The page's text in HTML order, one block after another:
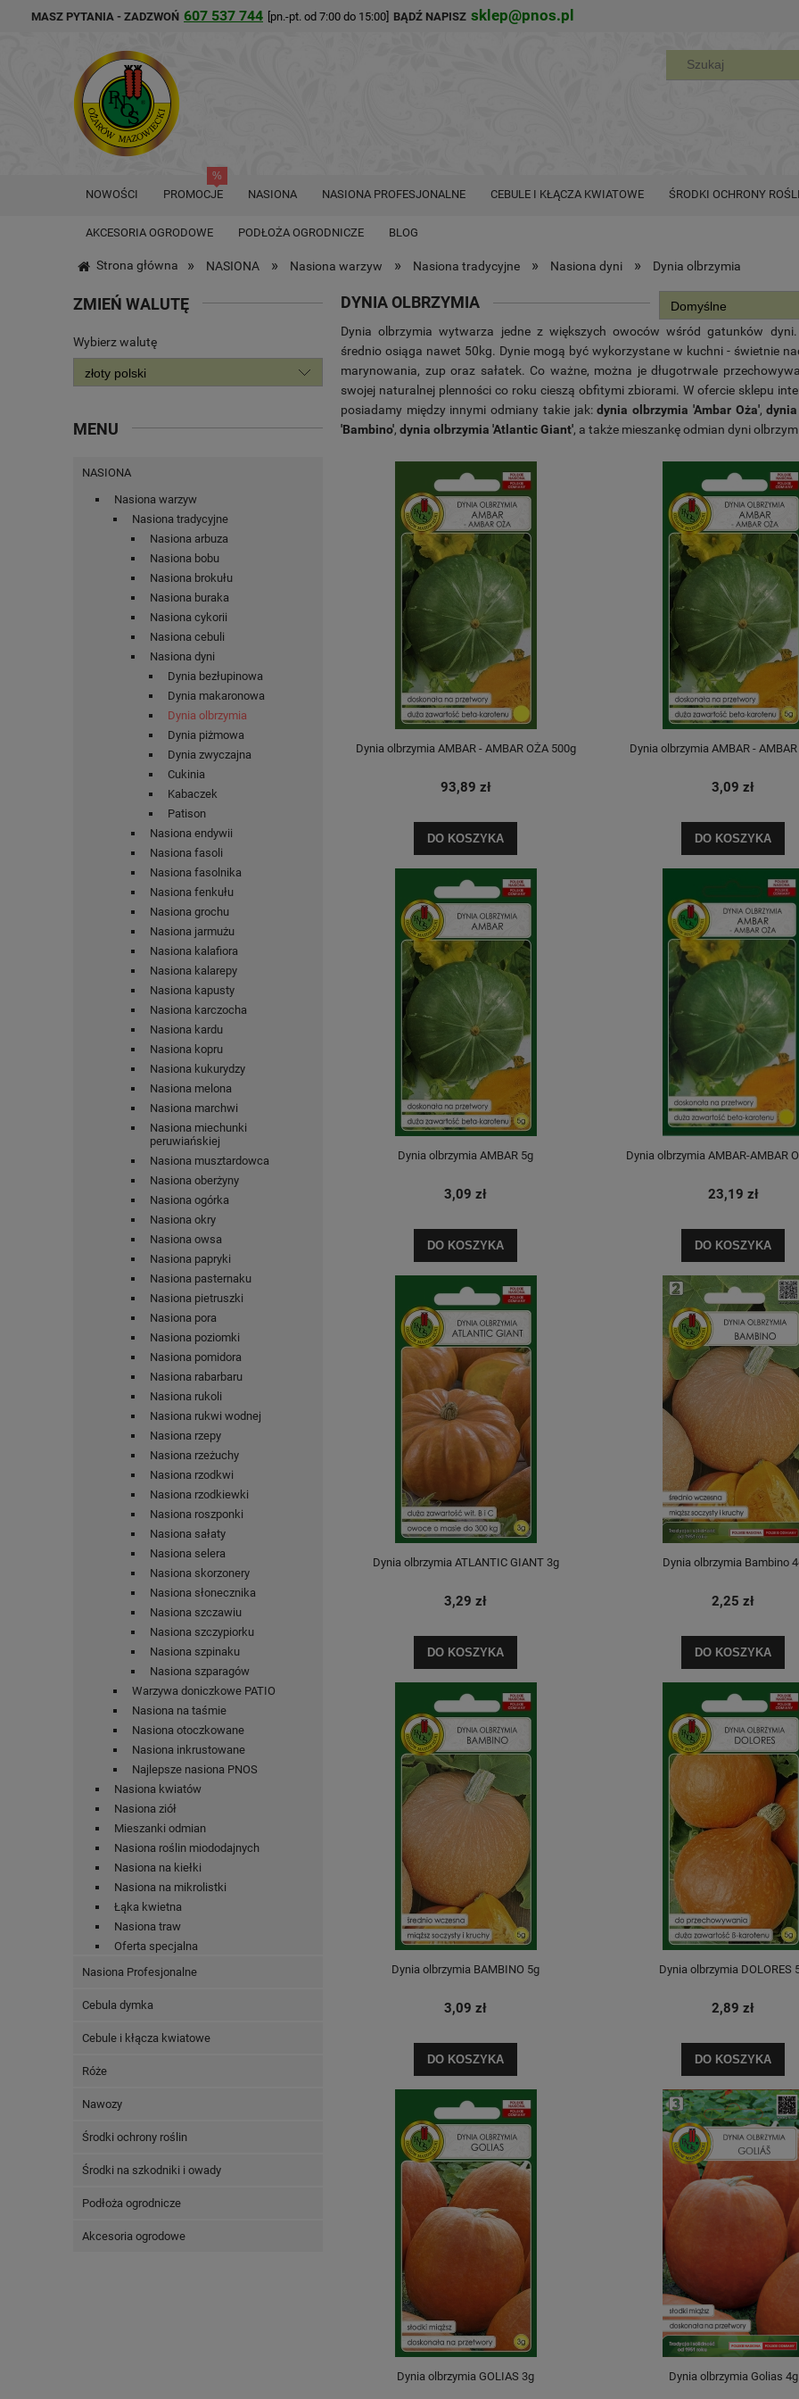
MASZ PYTANIA - ZADZWOŃ 607 537 744 [pn.-pt. od 7:00 do 15:00] BĄDŹ NAPISZ sklep@pnos.pl
NOWOŚCI PROMOCJE NASIONA NASIONA PROFESJONALNE CEBULE I KŁĄCZA KWIATOWE ŚRODKI OCHRONY
AKCESORIA OGRODOWE PODŁOŻA OGRODNICZE BLOG
Strona główna » NASIONA » Nasiona warzyw » Nasiona tradycyjne » Nasiona dyni » Dynia olbrzymia
ZMIEŃ WALUTĘ
Wybierz walutę
MENU
NASIONA
Nasiona warzyw
Nasiona tradycyjne
Nasiona arbuza
Nasiona bobu
Nasiona brokułu
Nasiona buraka
Nasiona cykorii
Nasiona cebuli
Nasiona dyni
Dynia bezłupinowa
Dynia makaronowa
Dynia olbrzymia
Dynia piżmowa
Dynia zwyczajna
Cukinia
Kabaczek
Patison
Nasiona endywii
Nasiona fasoli
Nasiona fasolnika
Nasiona fenkułu
Nasiona grochu
Nasiona jarmużu
Nasiona kalafiora
Nasiona kalarepy
Nasiona kapusty
Nasiona karczocha
Nasiona kardu
Nasiona kopru
Nasiona kukurydzy
Nasiona melona
Nasiona marchwi
Nasiona miechunki
peruwiańskiej
Nasiona musztardowca
Nasiona oberżyny
Nasiona ogórka
Nasiona okry
Nasiona owsa
Nasiona papryki
Nasiona pasternaku
Nasiona pietruszki
Nasiona pora
Nasiona poziomki
Nasiona pomidora
Nasiona rabarbaru
Nasiona rukoli
Nasiona rukwi wodnej
Nasiona rzepy
Nasiona rzeżuchy
Nasiona rzodkwi
Nasiona rzodkiewki
Nasiona roszponki
Nasiona sałaty
Nasiona selera
Nasiona skorzonery
Nasiona słonecznika
Nasiona szczawiu
Nasiona szczypiorku
Nasiona szpinaku
Nasiona szparagów
Warzywa doniczkowe PATIO
Nasiona na taśmie
Nasiona otoczkowane
Nasiona inkrustowane
Najlepsze nasiona PNOS
Nasiona kwiatów
Nasiona ziół
Mieszanki odmian
Nasiona roślin miododajnych
Nasiona na kiełki
Nasiona na mikrolistki
Łąka kwietna
Nasiona traw
Oferta specjalna
Nasiona Profesjonalne
Cebula dymka
Cebule i kłącza kwiatowe
Róże
Nawozy
Środki ochrony roślin
Środki na szkodniki i owady
Podłoża ogrodnicze
Akcesoria ogrodowe
DYNIA OLBRZYMIA
Dynia olbrzymia wytwarza jedne z większych owoców wśród gatunków
średnio osiąga nawet 50kg. Dynie mogą być wykorzystane w kuchni - świetnie
marynowania, zup oraz sałatek. Co ważne, można je długotrwale
swojej naturalnej plenności co roku cieszą obfitymi zbiorami. W ofercie sklepu
posiadamy między innymi odmiany takie jak:dynia olbrzymia 'Ambar Oża',
'Bambino', dynia olbrzymia 'Atlantic Giant', a także mieszankę odmian dyni
Dynia olbrzymia AMBAR - AMBAR OŻA 500g
93,89 zł
DO KOSZYKA
Dynia olbrzymia AMBAR -
3,09 zł
DO KOSZYKA
Dynia olbrzymia AMBAR 5g
3,09 zł
DO KOSZYKA
Dynia olbrzymia AMBAR-AMBAR
23,19 zł
DO KOSZYKA
Dynia olbrzymia ATLANTIC GIANT 3g
3,29 zł
DO KOSZYKA
Dynia olbrzymia Bambino
2,25 zł
DO KOSZYKA
Dynia olbrzymia BAMBINO 5g
3,09 zł
DO KOSZYKA
Dynia olbrzymia DOLORES
2,89 zł
DO KOSZYKA
Dynia olbrzymia GOLIAS 3g Dynia olbrzymia Golias 4g